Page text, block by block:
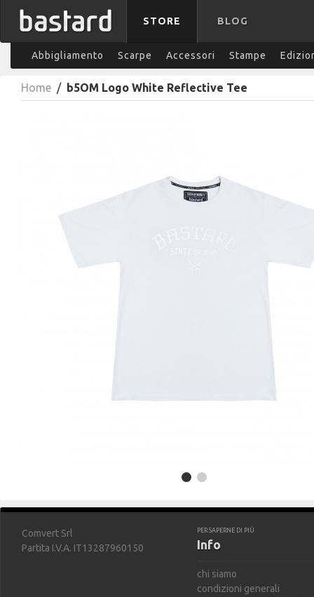
STORE BLOG
Abbigliamento Scarpe Accessori Stampe
Home / b5OM Logo White Reflective Tee
Comvert Srl
Partita I.V.A. IT13287960150
PER SAPERNE DI PIÙ
Info
chi siamo
condizioni generali